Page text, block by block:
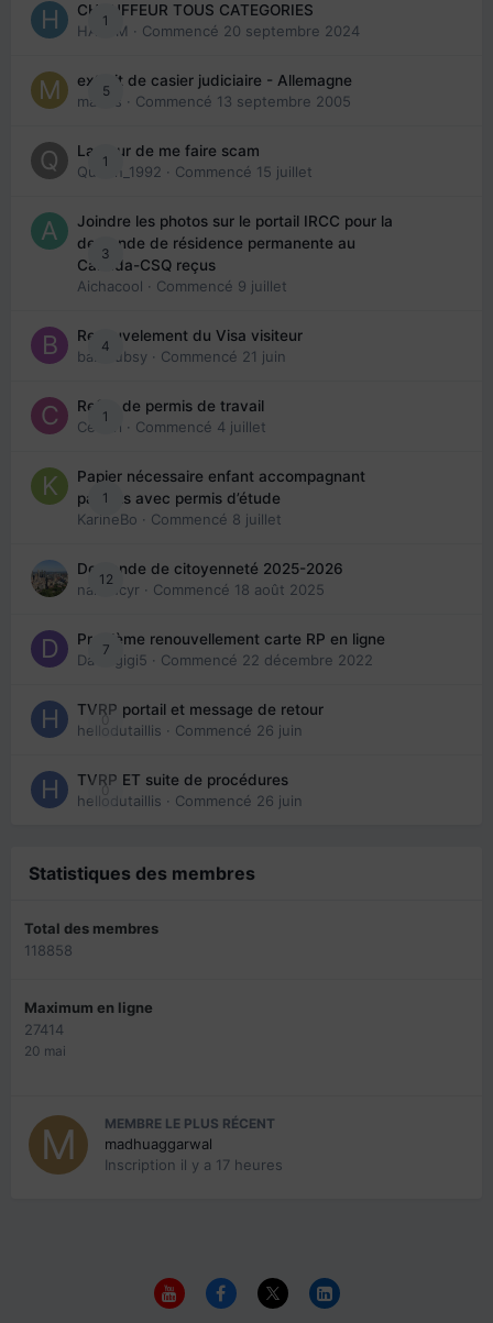
1
CHAUFFEUR TOUS CATEGORIES
HAZEM · Commencé 20 septembre 2024
5
extrait de casier judiciaire - Allemagne
maries · Commencé 13 septembre 2005
1
La peur de me faire scam
Queen_1992 · Commencé 15 juillet
3
Joindre les photos sur le portail IRCC pour la
demande de résidence permanente au
Canada-CSQ reçus
Aichacool · Commencé 9 juillet
4
Renouvelement du Visa visiteur
babibubsy · Commencé 21 juin
1
Refus de permis de travail
Cedbri · Commencé 4 juillet
1
Papier nécessaire enfant accompagnant
parents avec permis d’étude
KarineBo · Commencé 8 juillet
12
Demande de citoyenneté 2025-2026
nanancyr · Commencé 18 août 2025
7
Problème renouvellement carte RP en ligne
Davidgigi5 · Commencé 22 décembre 2022
0
TVRP portail et message de retour
hellodutaillis · Commencé 26 juin
0
TVRP ET suite de procédures
hellodutaillis · Commencé 26 juin
Statistiques des membres
Total des membres
118858
Maximum en ligne
27414
20 mai
MEMBRE LE PLUS RÉCENT
madhuaggarwal
Inscription il y a 17 heures